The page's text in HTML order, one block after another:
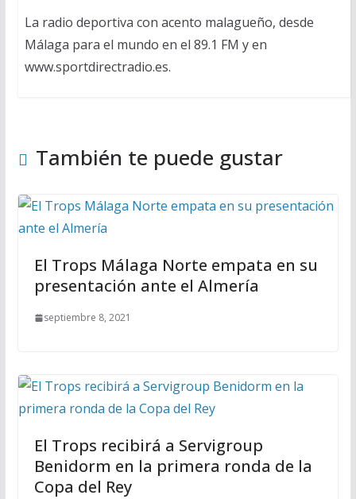
La radio deportiva con acento malagueño, desde
Málaga para el mundo en el 89.1 FM y en
www.sportdirectradio.es.
También te puede gustar
El Trops Málaga Norte empata en su
presentación ante el Almería
septiembre 8, 2021
El Trops recibirá a Servigroup
Benidorm en la primera ronda de la
Copa del Rey